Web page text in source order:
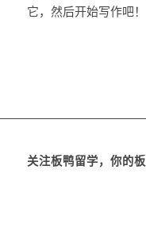
它，然后开始写作吧！
关注板鸭留学，你的